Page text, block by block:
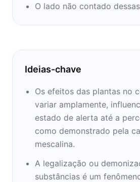
O lado não contado
Ideias-chave
Os efeitos das plantas no
variar amplamente,
estado de alerta até a
como demonstrado pela
mescalina.
A legalização ou
substâncias é um